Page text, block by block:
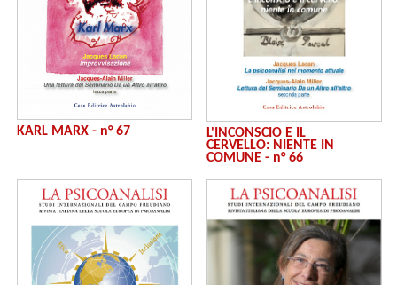
KARL MARX - n° 67
L'INCONSCIO E IL
CERVELLO: NIENTE IN
COMUNE - n° 66